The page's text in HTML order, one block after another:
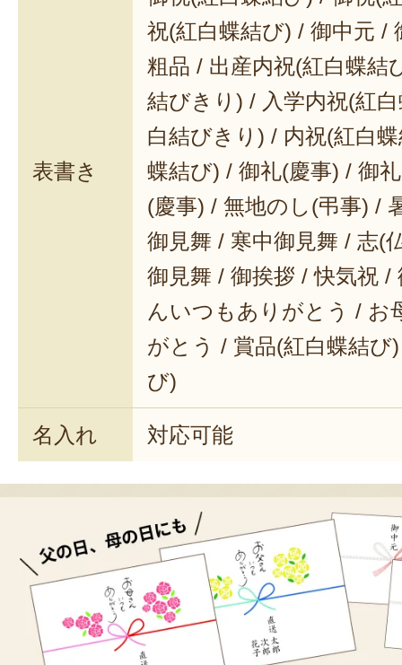
表書き
祝(紅白蝶結び) / 御中元 /
粗品 / 出産内祝(紅白蝶結
結びきり) / 入学内祝(紅
白結びきり) / 内祝(紅白
蝶結び) / 御礼(慶事) / 御
(慶事) / 無地のし(弔事) /
御見舞 / 寒中御見舞 / 志(
御見舞 / 御挨拶 / 快気祝 /
んいつもありがとう / お
がとう / 賞品(紅白蝶結び
び)
名入れ 対応可能